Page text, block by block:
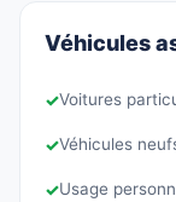
Véhicules
✓Voitures
✓Véhicules
✓Usage